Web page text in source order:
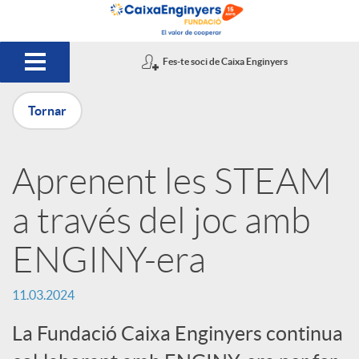
Fes-te soci de Caixa Enginyers
u
b
l
Tornar
Aprenent les STEAM
a través del joc amb
ENGINY-era
11.03.2024
La Fundació Caixa Enginyers continua